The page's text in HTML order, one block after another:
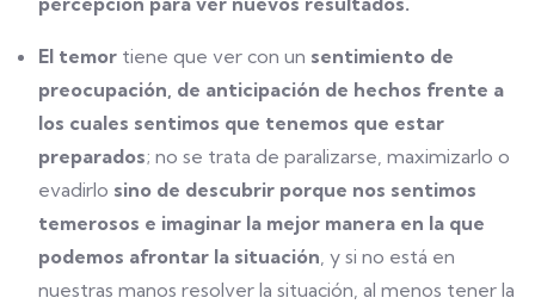
El temor tiene que ver con un sentimiento de
preocupación, de anticipación de hechos frente a
los cuales sentimos que tenemos que estar
preparados; no se trata de paralizarse, maximizarlo o
evadirlo sino de descubrir porque nos sentimos
temerosos e imaginar la mejor manera en la que
podemos afrontar la situación, y si no está en
nuestras manos resolver la situación, al menos tener la